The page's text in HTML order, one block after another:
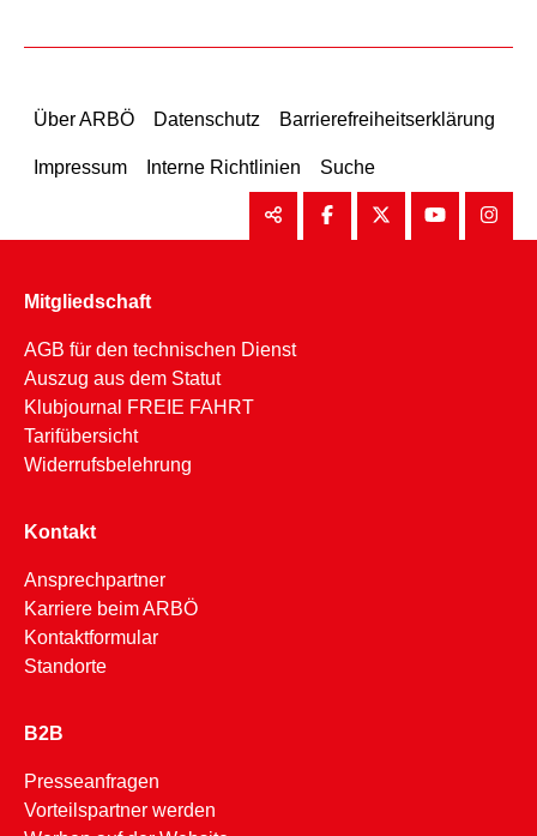
Über ARBÖ Datenschutz Barrierefreiheitserklärung
Impressum Interne Richtlinien Suche
Mitgliedschaft
AGB für den technischen Dienst
Auszug aus dem Statut
Klubjournal FREIE FAHRT
Tarifübersicht
Widerrufsbelehrung
Kontakt
Ansprechpartner
Karriere beim ARBÖ
Kontaktformular
Standorte
B2B
Presseanfragen
Vorteilspartner werden